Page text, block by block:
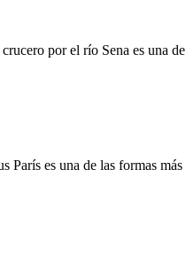
por el río Sena es una
París es una de las formas